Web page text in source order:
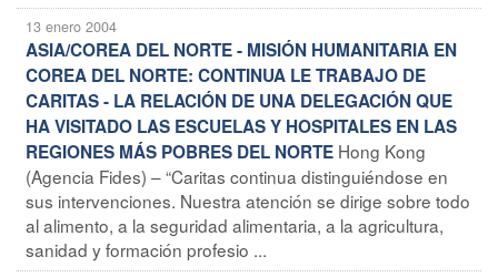
13 enero 2004
ASIA/COREA DEL NORTE - MISIÓN HUMANITARIA EN
COREA DEL NORTE: CONTINUA LE TRABAJO DE
CARITAS - LA RELACIÓN DE UNA DELEGACIÓN QUE
HA VISITADO LAS ESCUELAS Y HOSPITALES EN LAS
REGIONES MÁS POBRES DEL NORTE Hong Kong
(Agencia Fides) – “Caritas continua distinguiéndose en
sus intervenciones. Nuestra atención se dirige sobre todo
al alimento, a la seguridad alimentaria, a la agricultura,
sanidad y formación profesio ...